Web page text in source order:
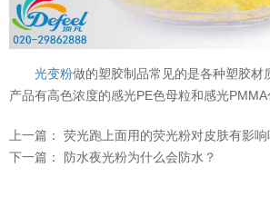
光变粉做的塑胶制品常见的是各种塑胶材
产品有高色浓度的感光PE色母粒和感光PMMA
上一篇： 荧光跑上面用的荧光粉对皮肤有影响
下一篇：
防水夜光粉为什么会防水？
温变粉可以做防伪标签、温变防伪吗...